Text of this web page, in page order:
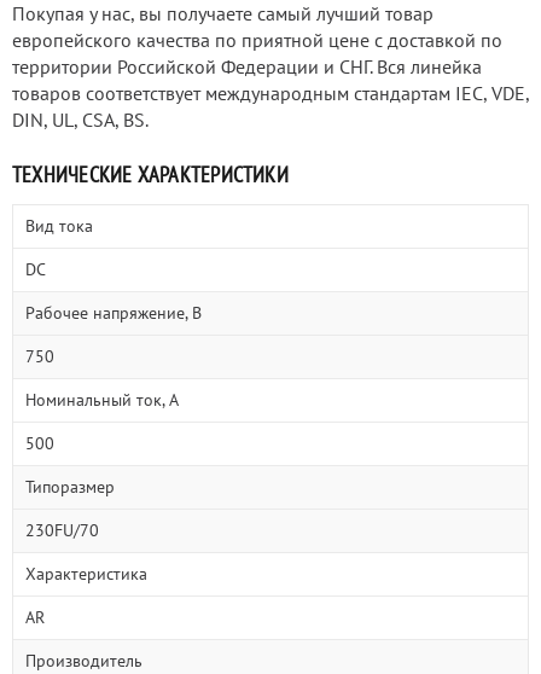
Покупая у нас, вы получаете самый лучший товар
европейского качества по приятной цене с доставкой по
территории Российской Федерации и СНГ. Вся линейка
товаров соответствует международным стандартам IEC, VDE,
DIN, UL, CSA, BS.
ТЕХНИЧЕСКИЕ ХАРАКТЕРИСТИКИ
Вид тока
DC
Рабочее напряжение, В
750
Номинальный ток, А
500
Типоразмер
230FU/70
Характеристика
AR
Производитель